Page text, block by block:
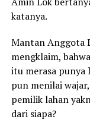
katanya.
Mantan Anggota
mengklaim,
itu merasa punya
pun menilai
pemilik lahan
dari siapa?